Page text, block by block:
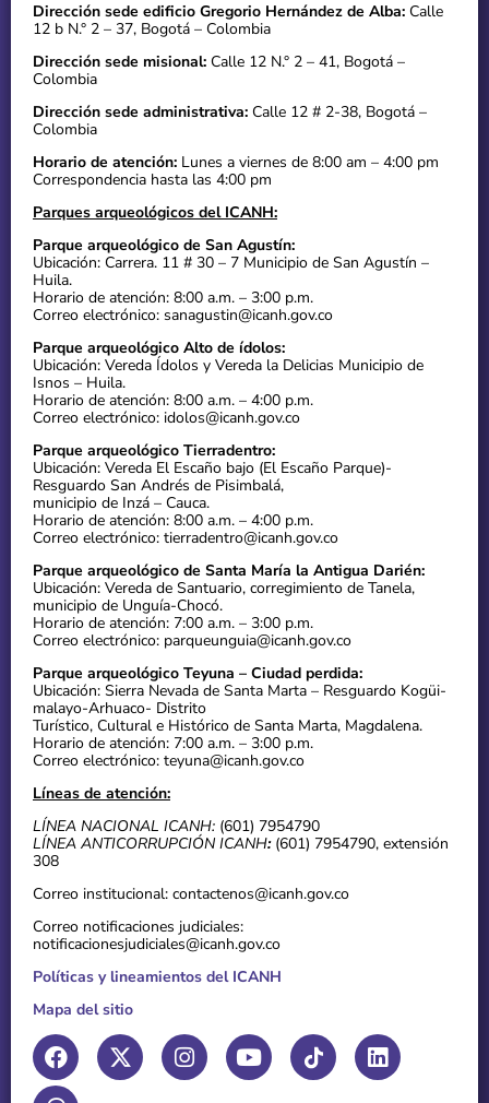
Dirección sede edificio Gregorio Hernández de Alba: Calle
12 b N.° 2 – 37, Bogotá – Colombia
Dirección sede misional: Calle 12 N.° 2 – 41, Bogotá –
Colombia
Dirección sede administrativa: Calle 12 # 2-38, Bogotá –
Colombia
Horario de atención: Lunes a viernes de 8:00 am – 4:00 pm
Correspondencia hasta las 4:00 pm
Parques arqueológicos del ICANH:
Parque arqueológico de San Agustín:
Ubicación: Carrera. 11 # 30 – 7 Municipio de San Agustín –
Huila.
Horario de atención: 8:00 a.m. – 3:00 p.m.
Correo electrónico: sanagustin@icanh.gov.co
Parque arqueológico Alto de ídolos:
Ubicación: Vereda Ídolos y Vereda la Delicias Municipio de
Isnos – Huila.
Horario de atención: 8:00 a.m. – 4:00 p.m.
Correo electrónico: idolos@icanh.gov.co
Parque arqueológico Tierradentro:
Ubicación: Vereda El Escaño bajo (El Escaño Parque)-
Resguardo San Andrés de Pisimbalá,
municipio de Inzá – Cauca.
Horario de atención: 8:00 a.m. – 4:00 p.m.
Correo electrónico: tierradentro@icanh.gov.co
Parque arqueológico de Santa María la Antigua Darién:
Ubicación: Vereda de Santuario, corregimiento de Tanela,
municipio de Unguía-Chocó.
Horario de atención: 7:00 a.m. – 3:00 p.m.
Correo electrónico: parqueunguia@icanh.gov.co
Parque arqueológico Teyuna – Ciudad perdida:
Ubicación: Sierra Nevada de Santa Marta – Resguardo Kogüi-
malayo-Arhuaco- Distrito
Turístico, Cultural e Histórico de Santa Marta, Magdalena.
Horario de atención: 7:00 a.m. – 3:00 p.m.
Correo electrónico: teyuna@icanh.gov.co
Líneas de atención:
LÍNEA NACIONAL ICANH: (601) 7954790
LÍNEA ANTICORRUPCIÓN ICANH: (601) 7954790, extensión
308
Correo institucional: contactenos@icanh.gov.co
Correo notificaciones judiciales:
notificacionesjudiciales@icanh.gov.co
Políticas y lineamientos del ICANH
Mapa del sitio
F
a
c
X
-
t
I
n
s
Y
o
u
L
i
n
T
h
r